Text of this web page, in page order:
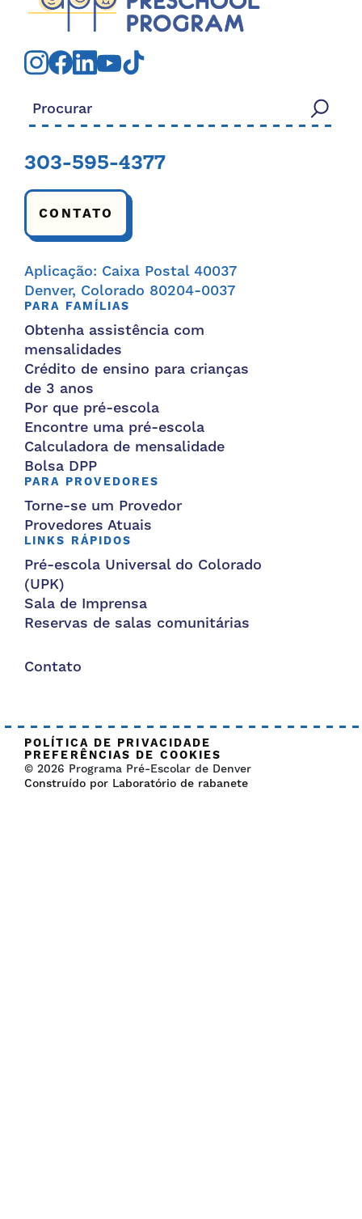
Procurar:
303-595-4377
CONTATO
Aplicação: Caixa Postal 40037
Denver, Colorado 80204-0037
PARA FAMÍLIAS
Obtenha assistência com
mensalidades
Crédito de ensino para crianças
de 3 anos
Por que pré-escola
Encontre uma pré-escola
Calculadora de mensalidade
Bolsa DPP
PARA PROVEDORES
Torne-se um Provedor
Provedores Atuais
LINKS RÁPIDOS
Pré-escola Universal do Colorado
(UPK)
Sala de Imprensa
Reservas de salas comunitárias
Contato
POLÍTICA DE PRIVACIDADE
PREFERÊNCIAS DE COOKIES
© 2026 Programa Pré-Escolar de Denver
Construído por Laboratório de rabanete